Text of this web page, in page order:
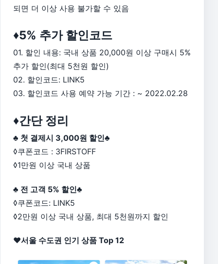
되면 더 이상 사용 불가할 수 있음
♦5% 추가 할인코드
01. 할인 내용: 국내 상품 20,000원 이상 구매시 5%
추가 할인(최대 5천원 할인)
02. 할인코드: LINK5
03. 할인코드 사용 예약 가능 기간 : ~ 2022.02.28
♦간단 정리
♣ 첫 결제시 3,000원 할인♣
◊쿠폰코드 : 3FIRSTOFF
◊1만원 이상 국내 상품
♣ 전 고객 5% 할인♣
◊쿠폰코드: LINK5
◊2만원 이상 국내 상품, 최대 5천원까지 할인
♥서울 수도권 인기 상품 Top 12